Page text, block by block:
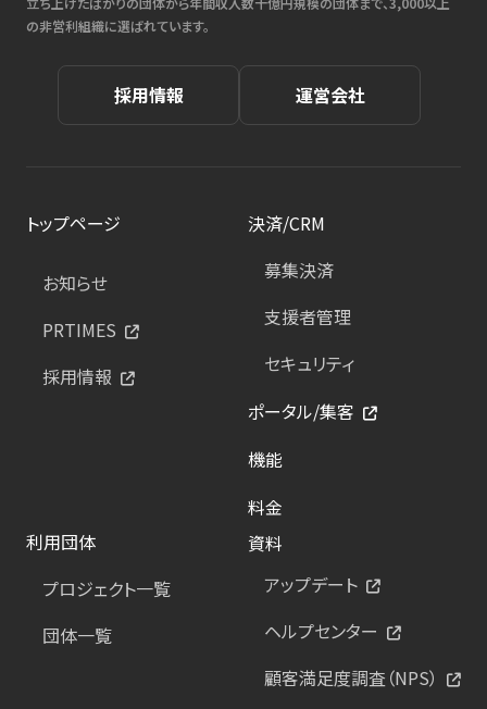
の非営利組織に選ばれています。
採用情報 運営会社
トップページ
お知らせ
PRTIMES
採用情報
決済/CRM
募集決済
支援者管理
セキュリティ
ポータル/集客
機能
料金
利用団体
プロジェクト一覧
団体一覧
資料
アップデート
ヘルプセンター
顧客満足度調査（NPS）